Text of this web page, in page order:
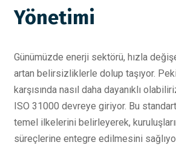
Yönetimi
Günümüzde enerji sektörü, hızla
artan belirsizliklerle dolup taşıyor.
karşısında nasıl daha dayanıklı
ISO 31000 devreye giriyor. Bu
temel ilkelerini belirleyerek,
süreçlerine entegre edilmesini